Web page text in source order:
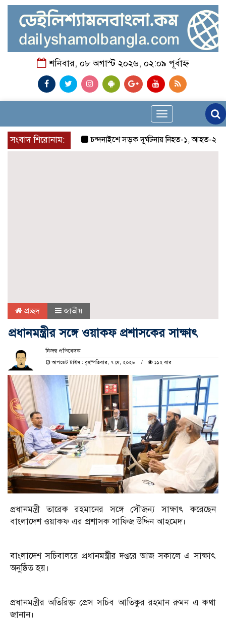
শনিবার, ০৮ অগাস্ট ২০২৬, ০২:০৯ পূর্বাহ্ন
Toggle
navigation
সংবাদ শিরোনাম:
চন্দনাইশে সড়ক দূর্ঘটনায় নিহত-১, আহত-২
প্রচ্ছদ জাতীয়
প্রধানমন্ত্রীর সঙ্গে ওয়াকফ প্রশাসকের সাক্ষাৎ
নিজস্ব প্রতিবেদক
আপডেট টাইম : বৃহস্পতিবার, ৭ মে, ২০২৬
১১২ বার
প্রধানমন্ত্রী তারেক রহমানের সঙ্গে সৌজন্য সাক্ষাৎ করেছেন
বাংলাদেশ ওয়াকফ এর প্রশাসক সাফিজ উদ্দিন আহমেদ।
বাংলাদেশ সচিবালয়ে প্রধানমন্ত্রীর দপ্তরে আজ সকালে এ সাক্ষাৎ
অনুষ্ঠিত হয়।
প্রধানমন্ত্রীর অতিরিক্ত প্রেস সচিব আতিকুর রহমান রুমন এ কথা
জানান।